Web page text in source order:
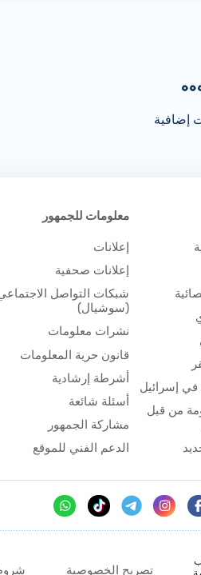
إضافية
في إسرائيل
من قبل
معلومات للجمهور
إعلانات
إعلانات صحفية
شبكات التواصل
(سوشيال)
نشرات معلومات
قانون حرية المعلومات
أشرطة إرشادية
أسئلة شائعة
مشاركة الجمهور
الدعم الفني للموقع
تصريح الخصوصية